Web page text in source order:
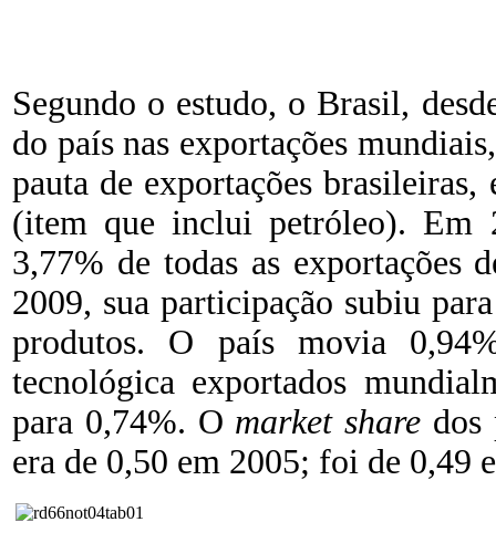
Segundo o estudo, o Brasil,
do país nas exportações
pauta de exportações
(item que inclui petróleo). Em
3,77% de todas as exportações
2009, sua participação subiu
produtos. O país movia
tecnológica exportados
para 0,74%. O market share dos
era de 0,50 em 2005; foi de 0,49